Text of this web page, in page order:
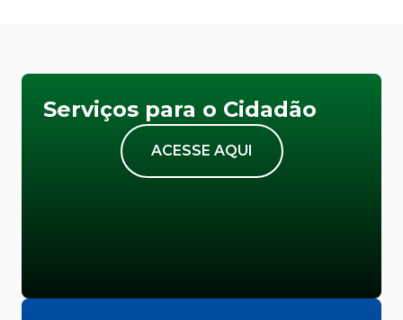
Serviços para o Cidadão
ACESSE AQUI